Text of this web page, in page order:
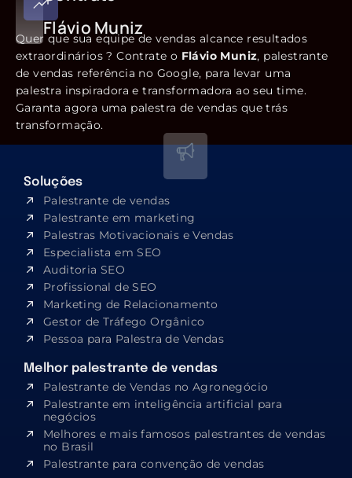
Flávio Muniz
Quer que sua equipe de vendas alcance resultados
extraordinários ? Contrate o Flávio Muniz, palestrante
de vendas referência no Google, para levar uma
palestra inspiradora e transformadora ao seu time.
Garanta agora uma palestra de vendas que trás
transformação.
Soluções
Palestrante de vendas
Palestrante em marketing
Palestras Motivacionais e Vendas
Especialista em SEO​
Auditoria SEO
Profissional de SEO
Marketing de Relacionamento
Gestor de Tráfego Orgânico
Pessoa para Palestra de Vendas
Melhor palestrante de vendas
Palestrante de Vendas no Agronegócio
Palestrante em inteligência artificial para
negócios
Melhores e mais famosos palestrantes de vendas
no Brasil
Palestrante para convenção de vendas